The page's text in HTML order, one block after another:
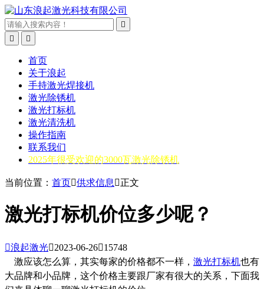



首页
关于浪起
手持激光焊接机
激光除锈机
激光打标机
激光清洗机
操作指南
联系我们
2025年很受欢迎的3000瓦激光除锈机
当前位置： 首页供求信息 正文
激光打标机价位多少呢？
浪起激光2023-06-2615748
激应该怎么算，其实每家的价格都不一样， 激光打标机也有
大品牌和小品牌，这个价格主要跟厂家有很大的关系，下面我